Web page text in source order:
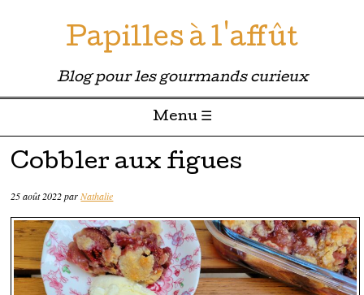
Papilles à l'affût
Blog pour les gourmands curieux
Menu ☰
Passer directement au contenu
Cobbler aux figues
25 août 2022parNathalie